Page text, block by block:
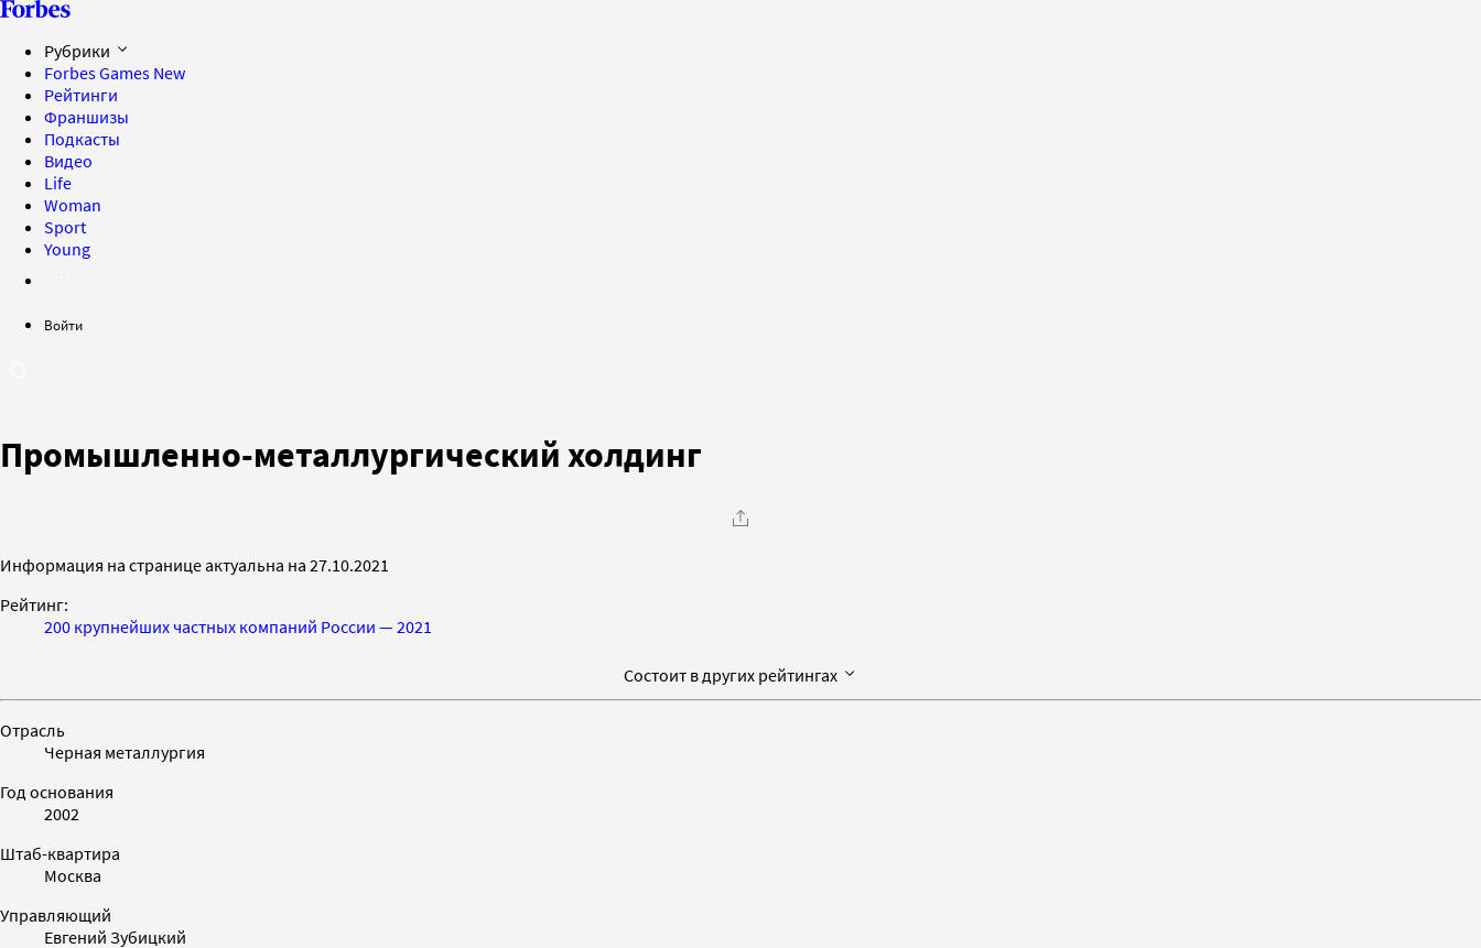
Рубрики
Forbes Games New
Рейтинги
Франшизы
Подкасты
Видео
Life
Woman
Sport
Young
Войти
Промышленно-металлургический холдинг
Информация на странице актуальна на 27.10.2021
Рейтинг:
200 крупнейших частных компаний России — 2021
Состоит в других рейтингах
Отрасль
Черная металлургия
Год основания
2002
Штаб-квартира
Москва
Управляющий
Евгений Зубицкий